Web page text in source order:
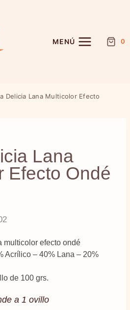
MENÚ 0
Delicia Lana Multicolor Efecto
Lana
Efecto Ondé
multicolor efecto ondé
Acrílico – 40% Lana – 20%
de 100 grs.
a 1 ovillo